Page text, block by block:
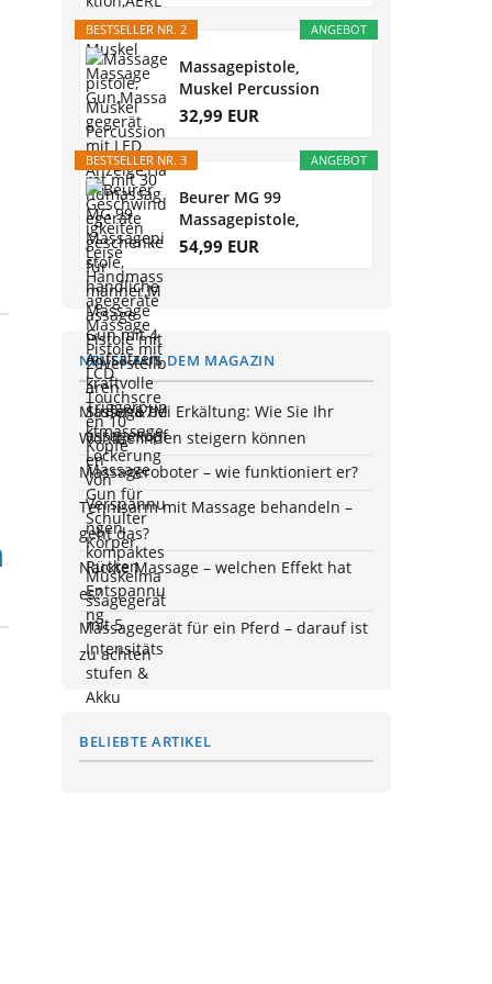
ANGEBOT
BESTSELLER NR. 2
Massagepistole,
Muskel Percussion
Massagegerät...
32,99 EUR
ANGEBOT
BESTSELLER NR. 3
Beurer MG 99
Massagepistole,
handliche Massage
54,99 EUR
NEUES AUS DEM MAGAZIN
Massage bei Erkältung: Wie Sie Ihr
Wohlbefinden steigern können
Massageroboter – wie funktioniert er?
Tennisarm mit Massage behandeln –
geht das?
Nackte Massage – welchen Effekt hat
es?
Massagegerät für ein Pferd – darauf ist
zu achten
BELIEBTE ARTIKEL